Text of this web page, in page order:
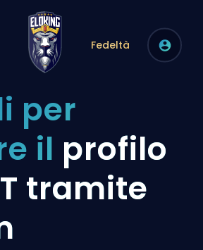
Fedeltà
per
il profilo
tramite